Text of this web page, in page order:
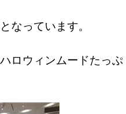
なっています。
ロウィンムードたっぷ